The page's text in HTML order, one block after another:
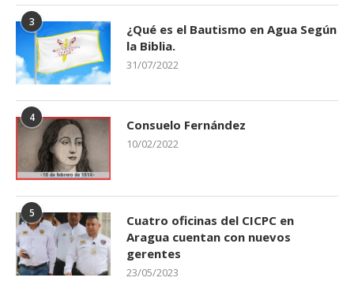
3
¿Qué es el Bautismo en Agua Según
la Biblia.
31/07/2022
4 Consuelo Fernández
10/02/2022
5
Cuatro oficinas del CICPC en
Aragua cuentan con nuevos
gerentes
23/05/2023